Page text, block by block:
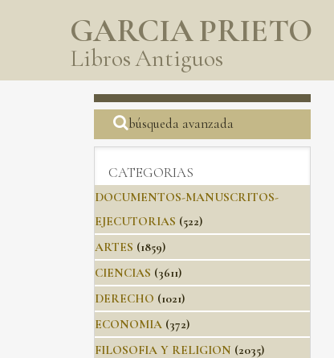
GARCIA PRIETO
Libros Antiguos
búsqueda avanzada
CATEGORIAS
DOCUMENTOS-MANUSCRITOS-
EJECUTORIAS (522)
ARTES (1859)
CIENCIAS (3611)
DERECHO (1021)
ECONOMIA (372)
FILOSOFIA Y RELIGION (2035)